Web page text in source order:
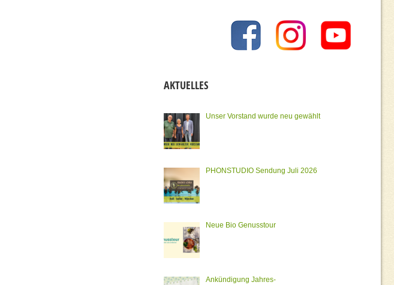
AKTUELLES
Unser Vorstand wurde neu gewählt
PHONSTUDIO Sendung Juli 2026
Neue Bio Genusstour
Ankündigung Jahres-